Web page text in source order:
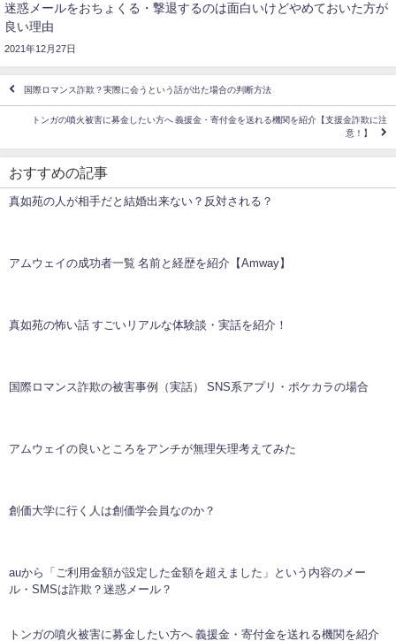
迷惑メールをおちょくる・撃退するのは面白いけどやめておいた方が
良い理由
2021年12月27日
国際ロマンス詐欺？実際に会うという話が出た場合の判断方法
トンガの噴火被害に募金したい方へ 義援金・寄付金を送れる機関を紹介【支援金詐欺に注
意！】
おすすめの記事
真如苑の人が相手だと結婚出来ない？反対される？
アムウェイの成功者一覧 名前と経歴を紹介【Amway】
真如苑の怖い話 すごいリアルな体験談・実話を紹介！
国際ロマンス詐欺の被害事例（実話） SNS系アプリ・ポケカラの場合
アムウェイの良いところをアンチが無理矢理考えてみた
創価大学に行く人は創価学会員なのか？
auから「ご利用金額が設定した金額を超えました」という内容のメー
ル・SMSは詐欺？迷惑メール？
トンガの噴火被害に募金したい方へ 義援金・寄付金を送れる機関を紹介